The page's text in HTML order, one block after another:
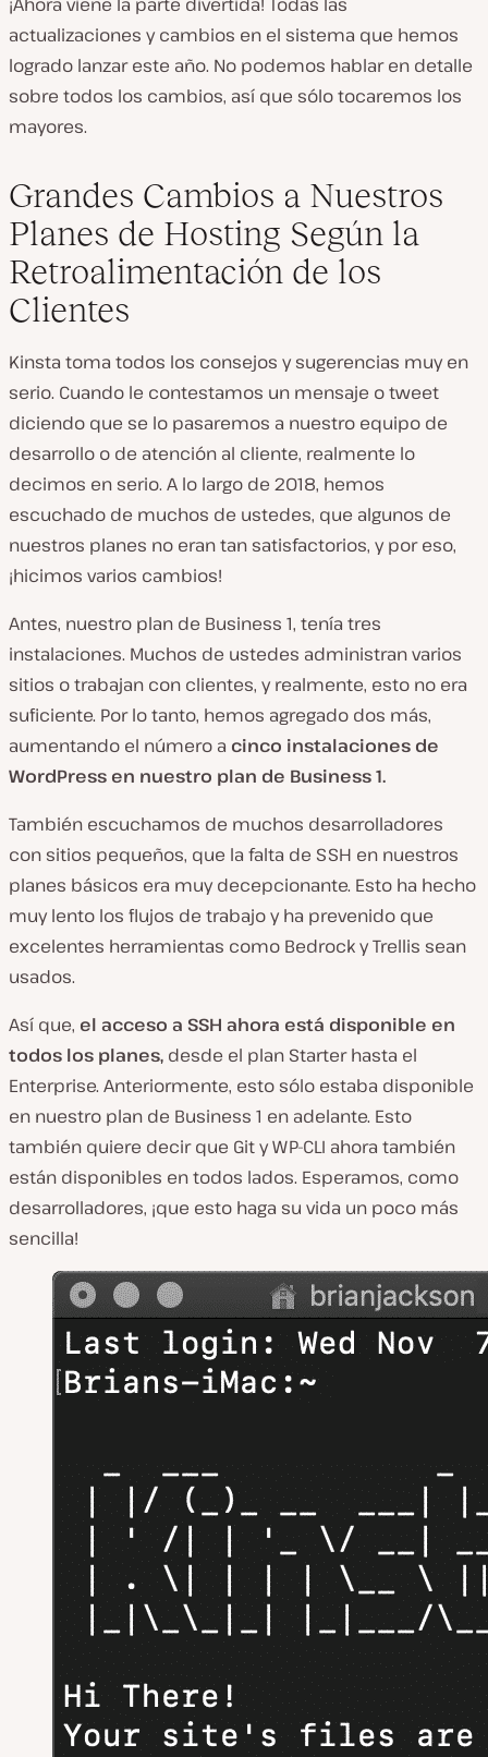
actualizaciones y cambios en el sistema que hemos
logrado lanzar este año. No podemos hablar en detalle
sobre todos los cambios, así que sólo tocaremos los
mayores.
Grandes Cambios a Nuestros
Planes de Hosting Según la
Retroalimentación de los
Clientes
Kinsta toma todos los consejos y sugerencias muy en
serio. Cuando le contestamos un mensaje o tweet
diciendo que se lo pasaremos a nuestro equipo de
desarrollo o de atención al cliente, realmente lo
decimos en serio. A lo largo de 2018, hemos
escuchado de muchos de ustedes, que algunos de
nuestros planes no eran tan satisfactorios, y por eso,
¡hicimos varios cambios!
Antes, nuestro plan de Business 1, tenía tres
instalaciones. Muchos de ustedes administran varios
sitios o trabajan con clientes, y realmente, esto no era
suficiente. Por lo tanto, hemos agregado dos más,
aumentando el número a cinco instalaciones de
WordPress en nuestro plan de Business 1.
También escuchamos de muchos desarrolladores
con sitios pequeños, que la falta de SSH en nuestros
planes básicos era muy decepcionante. Esto ha hecho
muy lento los flujos de trabajo y ha prevenido que
excelentes herramientas como Bedrock y Trellis sean
usados.
Así que, el acceso a SSH ahora está disponible en
todos los planes, desde el plan Starter hasta el
Enterprise. Anteriormente, esto sólo estaba disponible
en nuestro plan de Business 1 en adelante. Esto
también quiere decir que Git y WP-CLI ahora también
están disponibles en todos lados. Esperamos, como
desarrolladores, ¡que esto haga su vida un poco más
sencilla!